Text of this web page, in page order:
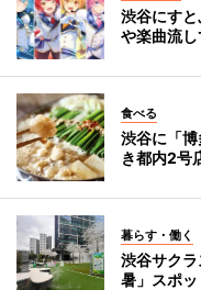
渋谷にす
や楽曲流
食べる
渋谷に「
き都内2号
暮らす・働く
渋谷サク
暑」スポッ